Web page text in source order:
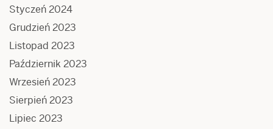
Styczeń 2024
Grudzień 2023
Listopad 2023
Październik 2023
Wrzesień 2023
Sierpień 2023
Lipiec 2023